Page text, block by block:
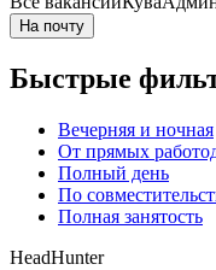
На почту
Быстрые
Вечерняя и ночная
От прямых
Полный день
По
Полная занятость
HeadHunter